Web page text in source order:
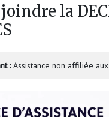
la
:Assistance non affiliée